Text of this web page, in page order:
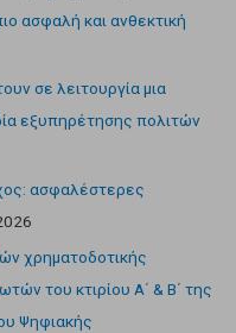
ασφαλή και ανθεκτική
σε λειτουργία μια
εξυπηρέτησης πολιτών
ασφαλέστερες
χρηματοδοτικής
του κτιρίου Α΄ & Β΄ της
Ψηφιακής